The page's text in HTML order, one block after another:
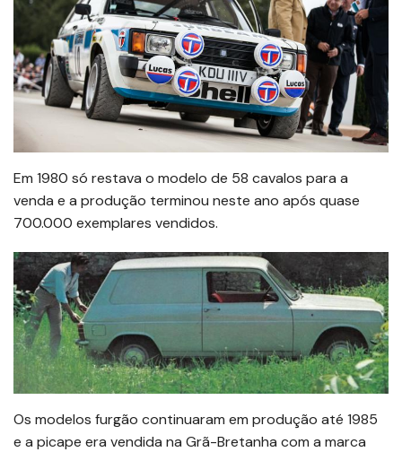
Em 1980 só restava o modelo de 58 cavalos para a
venda e a produção terminou neste ano após quase
700.000 exemplares vendidos.
Os modelos furgão continuaram em produção até 1985
e a picape era vendida na Grã-Bretanha com a marca